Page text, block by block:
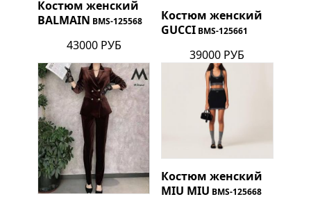
Костюм женский
BALMAIN BMS-125568
43000 РУБ
Костюм женский
GUCCI BMS-125661
39000 РУБ
Костюм женский
MIU MIU BMS-125668